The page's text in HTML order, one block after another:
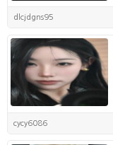
dlcjdgns95
cycy6086